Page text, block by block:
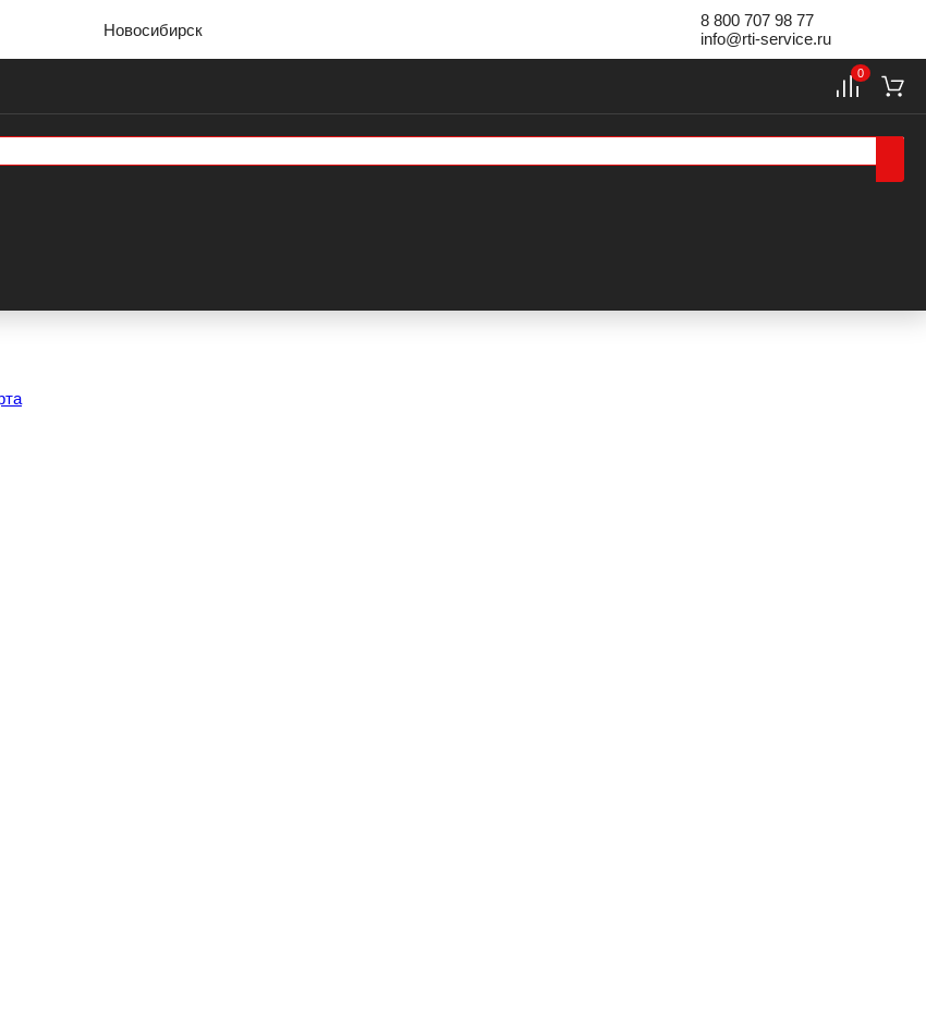
Новосибирск
8 800 707 98 77
info@rti-service.ru
0